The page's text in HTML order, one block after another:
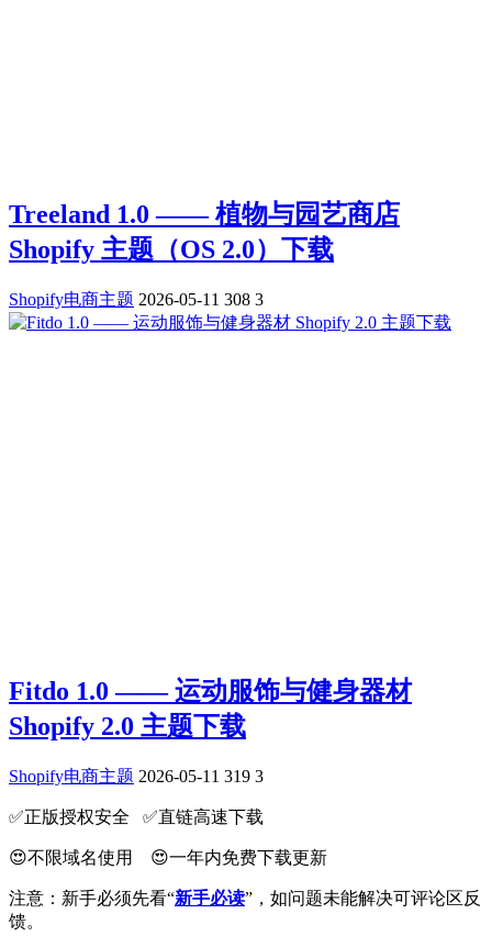
Treeland 1.0 —— 植物与园艺商店
Shopify 主题（OS 2.0）下载
Shopify电商主题 2026-05-11 308 3
Fitdo 1.0 —— 运动服饰与健身器材
Shopify 2.0 主题下载
Shopify电商主题 2026-05-11 319 3
✅️正版授权安全 ✅️直链高速下载
😍不限域名使用 😍一年内免费下载更新
注意：新手必须先看“新手必读”，如问题未能解决可评论区反
馈。